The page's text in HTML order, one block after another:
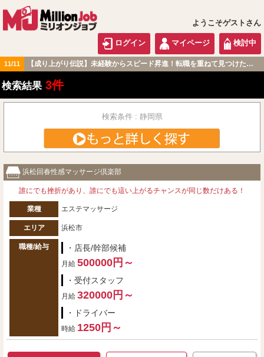
ようこそゲストさん
ログイン マイページ 検討中
11/11 【成り上がり伝説】未経験からスピード昇進！転職を重ねて見つけた『本当に働きやすい職場』とは？
東海版
検索結果 3件
検索条件 : 静岡県
浜松回春性感マッサージ倶楽部
誰にでも挫折があり、誰にでも這い上がるチャンスが同じ数だけある！
業種 エステマッサージ
エリア 浜松市
職種/給与 ・店長/幹部候補
月給 500000円～
・受付スタッフ
月給 320000円～
・ドライバー
時給 1250円～